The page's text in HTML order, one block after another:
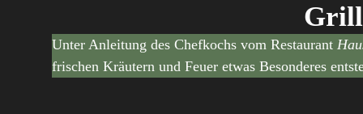
Unter Anleitung des Chefkochs vom Restaurant
frischen Kräutern und Feuer etwas Besonderes